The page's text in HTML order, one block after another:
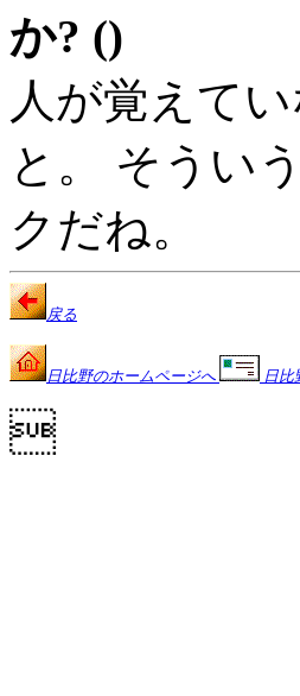
か? ()
人が覚えて
と。 そうい
クだね。
戻る
日比野のホームページへ 日比
